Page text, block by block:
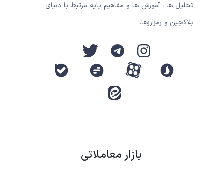
تحلیل ها ، آموزش ها و مفاهیم پایه مرتبط با دنیای
بلاکچین و رمزارزها.
بازار معاملاتی